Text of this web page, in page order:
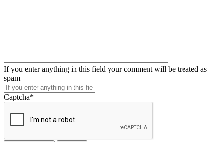
If you enter anything in this field your comment will be treated as
spam
Captcha*